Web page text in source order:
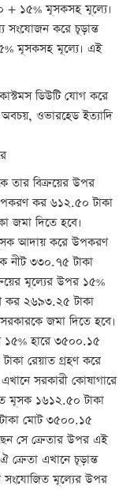
+ ১৫% মূসকসহ মূল্যে।
সংযোজন করে চূড়ান্ত
মূসকসহ মূল্যে। এই
ডিউটি যোগ করে
অবচয়, ওভারহেড ইত্যাদি
তার বিক্রয়ের উপর
কর ৬১২.৫০ টাকা
জমা দিতে হবে।
আদায় করে উপকরণ
নীট ৩৩০.৭৫ টাকা
মূল্যের উপর ১৫%
কর ২৬৯৩.২৫ টাকা
জমা দিতে হবে।
১৫% হারে ৩৫০০.১৫
রেয়াত গ্রহণ করে
সরকারী কোষাগারে
মূসক ১৬১২.৫০ টাকা
মোট ৩৫০০.১৫
সে ক্রেতার উপর এই
এখানে চূড়ান্ত
সংযোজিত মূল্যের উপর